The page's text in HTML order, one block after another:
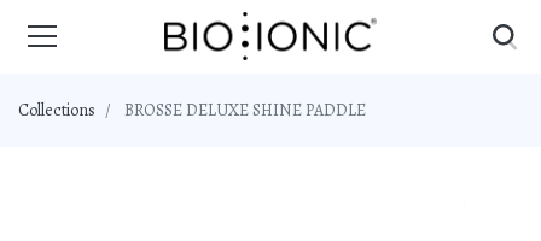
Collections BROSSE DELUXE SHINE PADDLE